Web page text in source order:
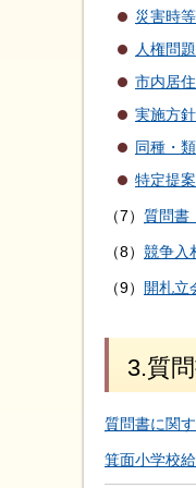
災害時
人権問
市内居
実施方
同種・
特定提
（7） 質問書
（8） 競争入
（9） 開札立
3.質
質問書に関
箕面小学校